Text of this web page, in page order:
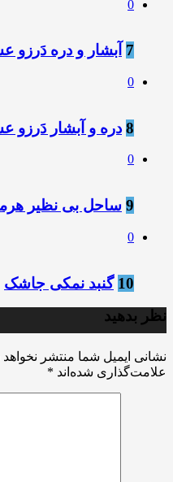
0
7 آبشار و دره دَرزو
0
8 دره و آبشار دَرزو
0
9 ساحل بی نظیر
0
10 گنبد نمکی جاشک
نظر بدهید
نشانی ایمیل شما منتشر
علامت‌گذاری شده‌اند *